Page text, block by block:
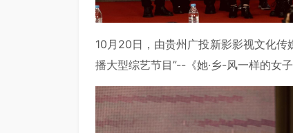
10月20日，由贵州广投新影影视文化
播大型综艺节目”--《她·乡-风一样的女